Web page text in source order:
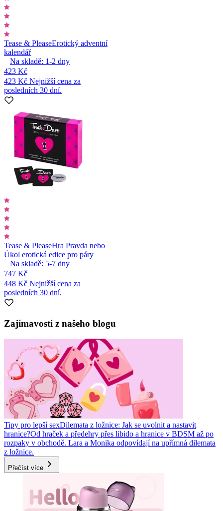
Tease & PleaseErotický adventní
kalendář
Na skladě: 1-2 dny
423 Kč
423 Kč Nejnižší cena za
posledních 30 dní.
Tease & PleaseHra Pravda nebo
Úkol erotická edice pro páry
Na skladě: 5-7 dny
747 Kč
448 Kč Nejnižší cena za
posledních 30 dní.
Zajímavosti z našeho blogu
Tipy pro lepší sexDilemata z ložnice: Jak se uvolnit a nastavit
hranice?Od hraček a předehry přes libido a hranice v BDSM až po
rozpaky v obchodě. Lara a Monika odpovídají na upřímná dilemata
z ložnice.
Přečíst více